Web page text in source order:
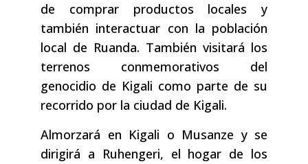
de comprar productos locales y
también interactuar con la población
local de Ruanda. También visitará los
terrenos conmemorativos del
genocidio de Kigali como parte de su
recorrido por la ciudad de Kigali.
Almorzará en Kigali o Musanze y se
dirigirá a Ruhengeri, el hogar de los